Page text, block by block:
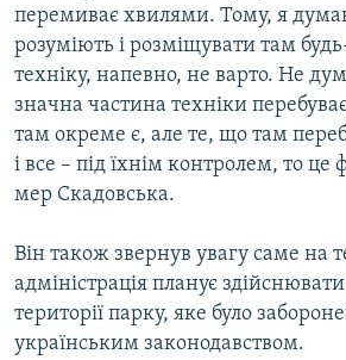
перемиває хвилями. Тому, я
розуміють і розміщувати там
техніку, напевно, не варто. Не
значна частина техніки
там окреме є, але те, що там
і все – під їхнім контролем, то це
мер Скадовська.
Він також звернув увагу саме на
адміністрація планує
території парку, яке було
українським законодавством.